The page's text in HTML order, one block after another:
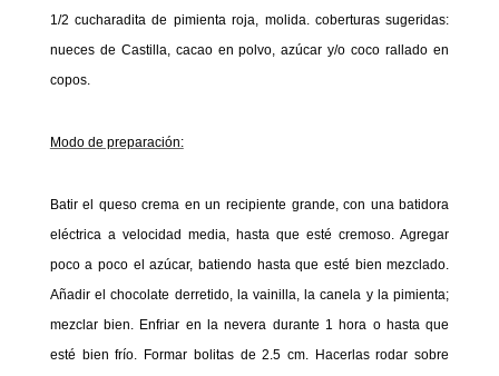
1/2 cucharadita de pimienta roja, molida. coberturas sugeridas:
nueces de Castilla, cacao en polvo, azúcar y/o coco rallado en
copos.
Modo de preparación:
Batir el queso crema en un recipiente grande, con una batidora
eléctrica a velocidad media, hasta que esté cremoso. Agregar
poco a poco el azúcar, batiendo hasta que esté bien mezclado.
Añadir el chocolate derretido, la vainilla, la canela y la pimienta;
mezclar bien. Enfriar en la nevera durante 1 hora o hasta que
esté bien frío. Formar bolitas de 2.5 cm. Hacerlas rodar sobre